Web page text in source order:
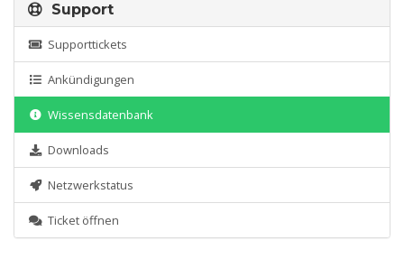
Support
Supporttickets
Ankündigungen
Wissensdatenbank
Downloads
Netzwerkstatus
Ticket öffnen